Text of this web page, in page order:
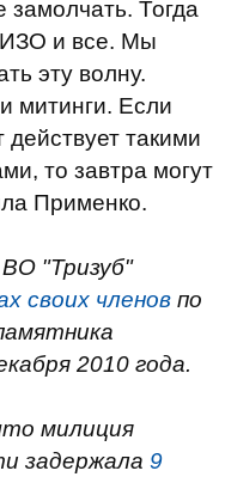
замолчать. Тогда
и все. Мы
эту волну.
митинги. Если
такими
то завтра могут
Применко.
"Тризуб"
своих членов по
2010 года.
милиция
задержала 9